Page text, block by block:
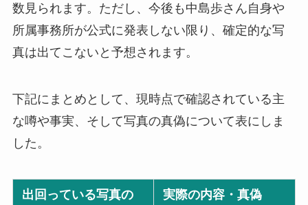
数見られます。ただし、今後も中島歩さん自身や
所属事務所が公式に発表しない限り、確定的な写
真は出てこないと予想されます。
下記にまとめとして、現時点で確認されている主
な噂や事実、そして写真の真偽について表にしま
した。
出回っている写真の
実際の内容・真偽